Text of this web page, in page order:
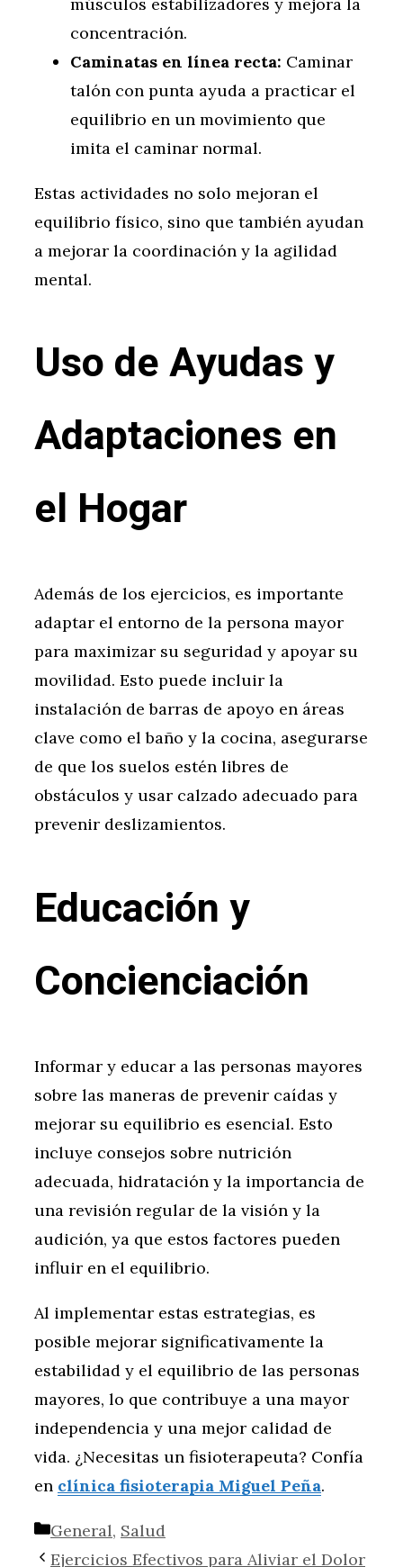
concentración.
Caminatas en línea recta: Caminar
talón con punta ayuda a practicar el
equilibrio en un movimiento que
imita el caminar normal.
Estas actividades no solo mejoran el
equilibrio físico, sino que también ayudan
a mejorar la coordinación y la agilidad
mental.
Uso de Ayudas y
Adaptaciones en
el Hogar
Además de los ejercicios, es importante
adaptar el entorno de la persona mayor
para maximizar su seguridad y apoyar su
movilidad. Esto puede incluir la
instalación de barras de apoyo en áreas
clave como el baño y la cocina, asegurarse
de que los suelos estén libres de
obstáculos y usar calzado adecuado para
prevenir deslizamientos.
Educación y
Concienciación
Informar y educar a las personas mayores
sobre las maneras de prevenir caídas y
mejorar su equilibrio es esencial. Esto
incluye consejos sobre nutrición
adecuada, hidratación y la importancia de
una revisión regular de la visión y la
audición, ya que estos factores pueden
influir en el equilibrio.
Al implementar estas estrategias, es
posible mejorar significativamente la
estabilidad y el equilibrio de las personas
mayores, lo que contribuye a una mayor
independencia y una mejor calidad de
vida. ¿Necesitas un fisioterapeuta? Confía
en clínica fisioterapia Miguel Peña.
Categorías
General, Salud
Ejercicios Efectivos para Aliviar el Dolor